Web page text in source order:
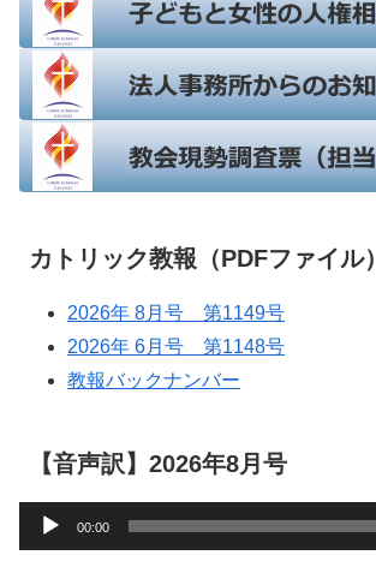
カトリック教報（PDFファイル）
2026年 8月号 第1149号
2026年 6月号 第1148号
教報バックナンバー
【音声訳】2026年8月号
声
00:00